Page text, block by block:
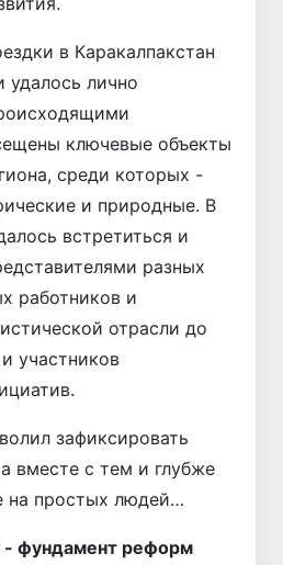
в Каракалпакстан
удалось лично
ключевые объекты
среди которых -
и природные. В
встретиться и
разных
работников и
отрасли до
участников
зафиксировать
вместе с тем и глубже
на простых людей…
- фундамент реформ